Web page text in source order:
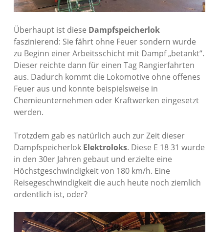
Überhaupt ist diese Dampfspeicherlok
faszinierend: Sie fährt ohne Feuer sondern wurde
zu Beginn einer Arbeitsschicht mit Dampf „betankt“.
Dieser reichte dann für einen Tag Rangierfahrten
aus. Dadurch kommt die Lokomotive ohne offenes
Feuer aus und konnte beispielsweise in
Chemieunternehmen oder Kraftwerken eingesetzt
werden.
Trotzdem gab es natürlich auch zur Zeit dieser
Dampfspeicherlok Elektroloks. Diese E 18 31 wurde
in den 30er Jahren gebaut und erzielte eine
Höchstgeschwindigkeit von 180 km/h. Eine
Reisegeschwindigkeit die auch heute noch ziemlich
ordentlich ist, oder?